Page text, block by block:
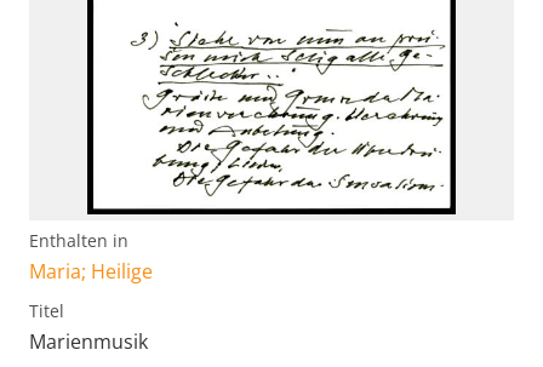
Enthalten in
Maria; Heilige
Titel
Marienmusik